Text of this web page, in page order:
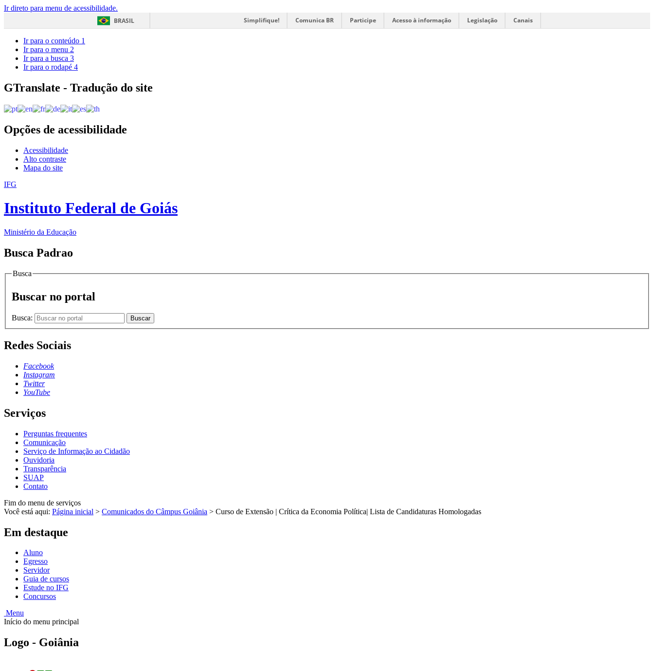
Ir direto para menu de acessibilidade.
BRASIL
Simplifique! Comunica BR Participe Acesso à informação Legislação Canais
Ir para o conteúdo 1
Ir para o menu 2
Ir para a busca 3
Ir para o rodapé 4
GTranslate - Tradução do site
Opções de acessibilidade
Acessibilidade
Alto contraste
Mapa do site
IFG
Instituto Federal de Goiás
Ministério da Educação
Busca Padrao
Busca
Buscar no portal
Busca: Buscar
Redes Sociais
Facebook
Instagram
Twitter
YouTube
Serviços
Perguntas frequentes
Comunicação
Serviço de Informação ao Cidadão
Ouvidoria
Transparência
SUAP
Contato
Fim do menu de serviços
Você está aqui: Página inicial > Comunicados do Câmpus Goiânia > Curso de Extensão | Crítica da Economia Política| Lista de Candidaturas Homologadas
Em destaque
Aluno
Egresso
Servidor
Guia de cursos
Estude no IFG
Concursos
Menu
Início do menu principal
Logo - Goiânia